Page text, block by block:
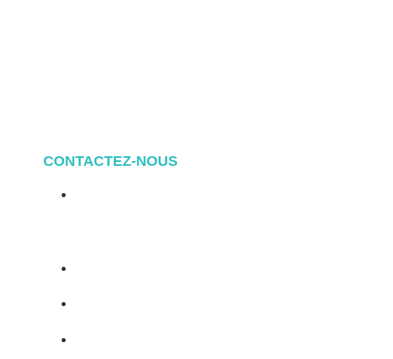
CONTACTEZ-NOUS